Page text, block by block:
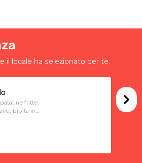
il locale ha selezionato per te.
fritte,
bibita in